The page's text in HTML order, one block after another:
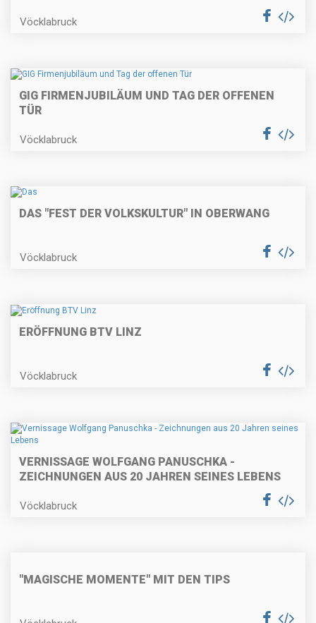
Vöcklabruck
GIG FIRMENJUBILÄUM UND TAG DER OFFENEN
TÜR
Vöcklabruck
DAS "FEST DER VOLKSKULTUR" IN OBERWANG
Vöcklabruck
ERÖFFNUNG BTV LINZ
Vöcklabruck
VERNISSAGE WOLFGANG PANUSCHKA -
ZEICHNUNGEN AUS 20 JAHREN SEINES LEBENS
Vöcklabruck
"MAGISCHE MOMENTE" MIT DEN TIPS